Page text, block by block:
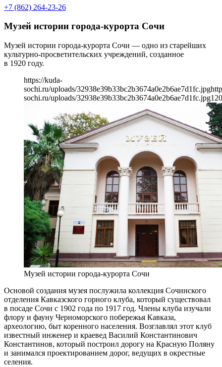
+7 (862) 264-23-26
Музей истории города-курорта Сочи
Музей истории города-курорта Сочи — одно из старейших
культурно-просветительских учреждений, созданное
в 1920 году.
https://kuda-
sochi.ru/uploads/32938e39b33bc2b3674a0e2b6ae7d1fc.jpg
sochi.ru/uploads/32938e39b33bc2b3674a0e2b6ae7d1fc.jpg
Музей истории города-курорта Сочи
Основой создания музея послужила коллекция Сочинского
отделения Кавказского горного клуба, который существовал
в посаде Сочи с 1902 года по 1917 год. Члены клуба изучали
флору и фауну Черноморского побережья Кавказа,
археологию, быт коренного населения. Возглавлял этот клуб
известный инженер и краевед Василий Константинович
Константинов, который построил дорогу на Красную Поляну
и занимался проектированием дорог, ведущих в окрестные
селения.